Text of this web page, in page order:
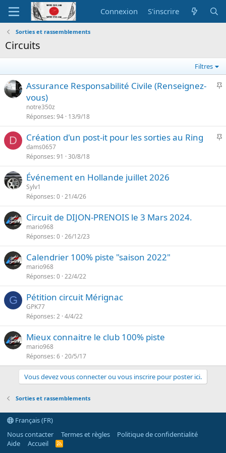
Connexion S'inscrire
Sorties et rassemblements
Circuits
Filtres
I
r
t
t
Assurance Responsabilité Civile (Renseignez-
vous)
notre350z
Réponses 94 13/9/18
D
I
o
Création d'un post-it pour les sorties au Ring
dams0657
Réponses 91 30/8/18
Événement en Hollande juillet 2026
Sylv1
Réponses 0 21/4/26
Circuit de DIJON-PRENOIS le 3 Mars 2024.
mario968
Réponses 0 26/12/23
Calendrier 100% piste "saison 2022"
mario968
Réponses 0 22/4/22
G Pétition circuit Mérignac
GPK77
Réponses 2 4/4/22
Mieux connaitre le club 100% piste
mario968
Réponses 6 20/5/17
Vous devez vous connecter ou vous inscrire pour poster ici.
Sorties et rassemblements
Français (FR)
Nous contacter
Termes et règles
Politique de confidentialité
Aide
Accueil
R